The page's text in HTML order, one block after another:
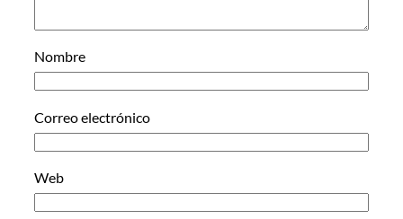
Nombre
Correo electrónico
Web